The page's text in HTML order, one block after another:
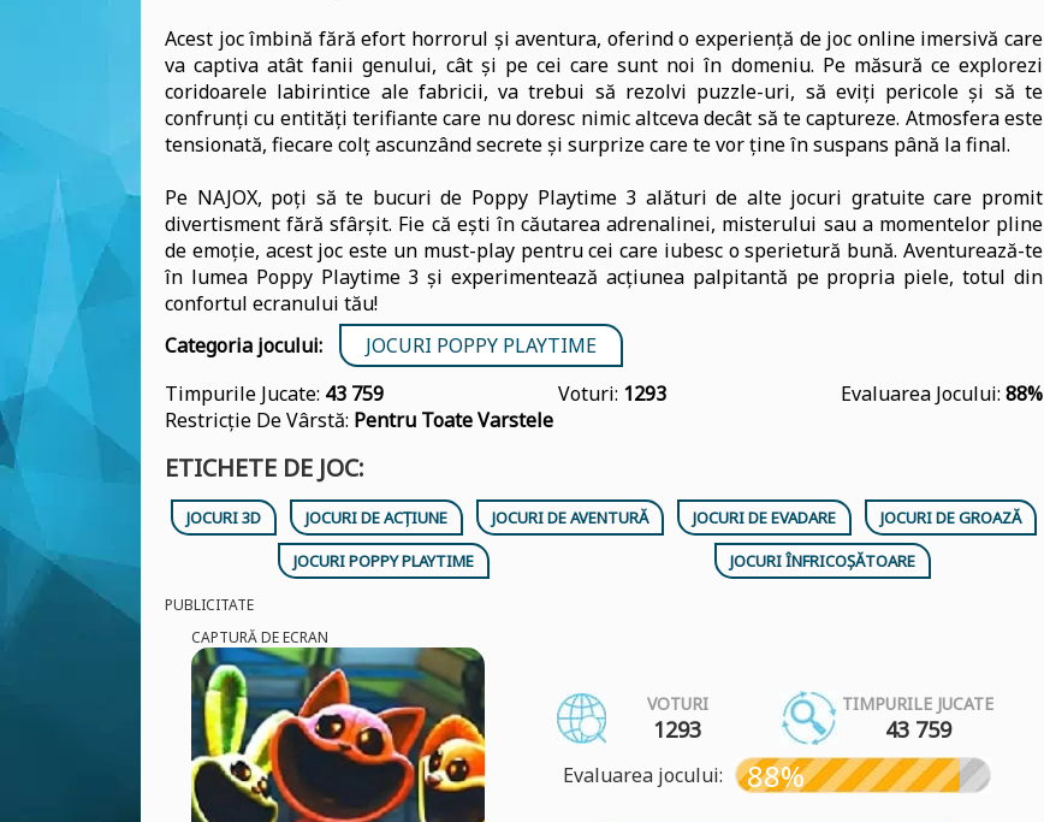
Acest joc îmbină fără efort horrorul și aventura, oferind o experiență de joc online imersivă care
va captiva atât fanii genului, cât și pe cei care sunt noi în domeniu. Pe măsură ce explorezi
coridoarele labirintice ale fabricii, va trebui să rezolvi puzzle-uri, să eviți pericole și să te
confrunți cu entități terifiante care nu doresc nimic altceva decât să te captureze. Atmosfera este
tensionată, fiecare colț ascunzând secrete și surprize care te vor ține în suspans până la final.
Pe NAJOX, poți să te bucuri de Poppy Playtime 3 alături de alte jocuri gratuite care promit
divertisment fără sfârșit. Fie că ești în căutarea adrenalinei, misterului sau a momentelor pline
de emoție, acest joc este un must-play pentru cei care iubesc o sperietură bună. Aventurează-te
în lumea Poppy Playtime 3 și experimentează acțiunea palpitantă pe propria piele, totul din
confortul ecranului tău!
Categoria jocului:
JOCURI POPPY PLAYTIME
Timpurile Jucate: 43 759 Voturi: 1293 Evaluarea Jocului: 88%
Restricție De Vârstă: Pentru Toate Varstele
ETICHETE DE JOC:
JOCURI 3D JOCURI DE ACȚIUNE JOCURI DE AVENTURĂ JOCURI DE EVADARE
JOCURI DE GROAZĂ
JOCURI POPPY PLAYTIME
JOCURI ÎNFRICOȘĂTOARE
PUBLICITATE
CAPTURĂ DE ECRAN
VOTURI
1293
TIMPURILE JUCATE
43 759
Evaluarea jocului: 88%